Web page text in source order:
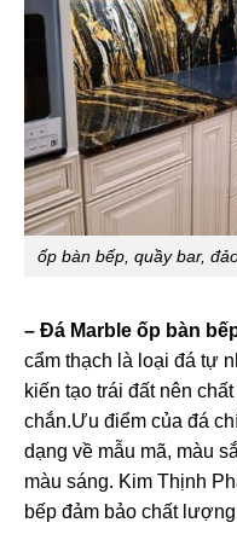
ốp bàn bếp, quầy bar,
– Đá Marble ốp bàn
cẩm thạch là loại đá tự
kiến tạo trái đất nên
chắn.Ưu điểm của đá
dạng về mẫu mã, màu
màu sáng. Kim Thịnh
bếp đảm bảo chất